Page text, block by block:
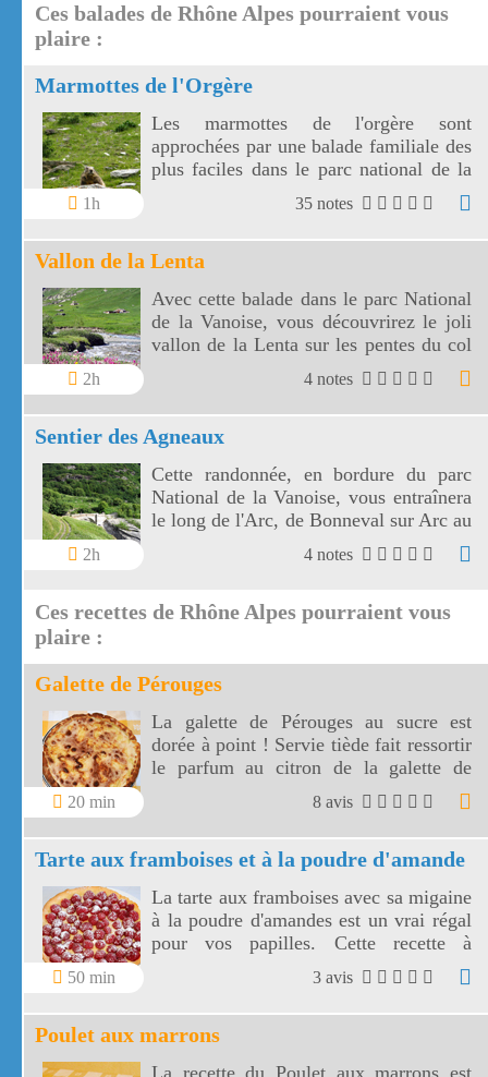
Ces balades de Rhône Alpes pourraient vous
plaire :
Marmottes de l'Orgère
1h
Les marmottes de l'orgère sont
approchées par une balade familiale des
plus faciles dans le parc national de la
Vanoise. Les marmottes de l'Orgère sont
visibles au fond d'un vallon juste en
dessous des 2000 m d'altitude.
35 notes
Vallon de la Lenta
2h
Avec cette balade dans le parc National
de la Vanoise, vous découvrirez le joli
vallon de la Lenta sur les pentes du col
de l'Iseran. Le vallon de la Lenta fait
face au glacier des Evettes et à la vallée
de l'Arc. Le col de l'Iseran est le plus
haut de France.
4 notes
Sentier des Agneaux
2h
Cette randonnée, en bordure du parc
National de la Vanoise, vous entraînera
le long de l'Arc, de Bonneval sur Arc au
hameau de l'Ecot, à travers éboulis et
prairies fleuries, avec en fond sonore les
4 notes
Ces recettes de Rhône Alpes pourraient vous
plaire :
Galette de Pérouges
20 min
La galette de Pérouges au sucre est
dorée à point ! Servie tiède fait ressortir
le parfum au citron de la galette de
8 avis
Tarte aux framboises et à la poudre d'amande
50 min
La tarte aux framboises avec sa migaine
à la poudre d'amandes est un vrai régal
pour vos papilles. Cette recette à
l'ancienne, très appétissante, va réveiller
en vous un élan de gourmandise.
3 avis
Poulet aux marrons